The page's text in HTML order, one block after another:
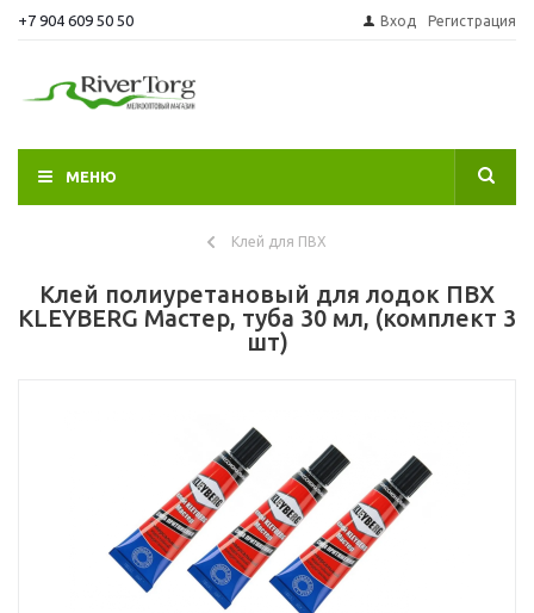
+7 904 609 50 50 Вход Регистрация
МЕНЮ
Клей для ПВХ
Клей полиуретановый для лодок ПВХ
KLEYBERG Мастер, туба 30 мл, (комплект 3
шт)